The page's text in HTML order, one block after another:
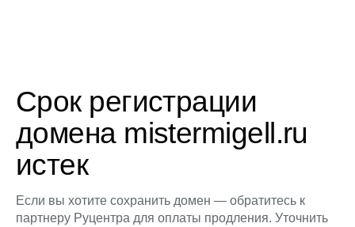
Срок регистрации
домена mistermigell.ru
истек
Если вы хотите сохранить домен — обратитесь к
партнеру Руцентра для оплаты продления. Уточнить